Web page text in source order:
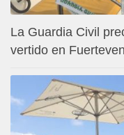
La Guardia Civil
vertido en